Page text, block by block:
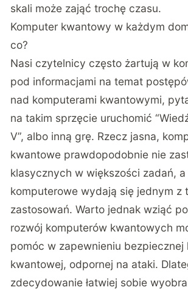
skali może zająć trochę czasu.
Komputer kwantowy w każdym
co?
Nasi czytelnicy często żartują w
pod informacjami na temat
nad komputerami kwantowymi,
na takim sprzęcie uruchomić
V”, albo inną grę. Rzecz jasna,
kwantowe prawdopodobnie nie
klasycznych w większości zadań,
komputerowe wydają się jednym z
zastosowań. Warto jednak wziąć
rozwój komputerów kwantowych
pomóc w zapewnieniu bezpiecznej
kwantowej, odpornej na ataki.
zdecydowanie łatwiej sobie